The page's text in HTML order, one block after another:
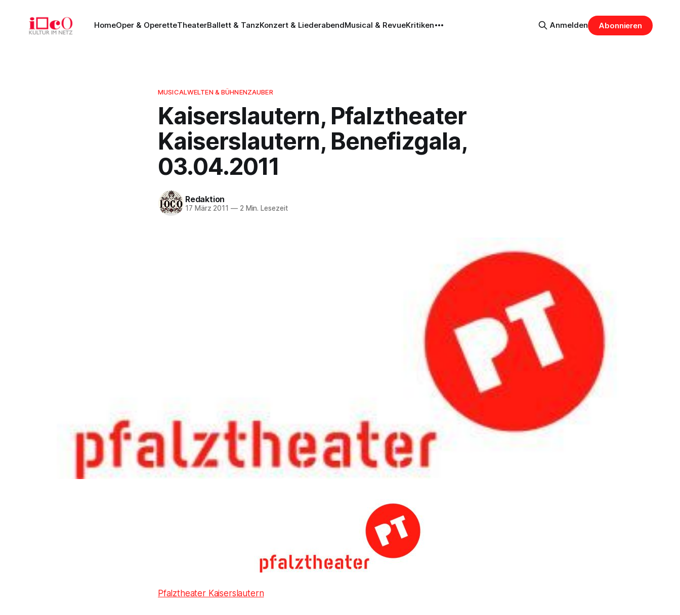
HomeOper & OperetteTheaterBallett & TanzKonzert & LiederabendMusical & RevueKritiken Anmelden Abonnieren
MUSICALWELTEN & BÜHNENZAUBER
Kaiserslautern, Pfalztheater
Kaiserslautern, Benefizgala,
03.04.2011
Redaktion
17 März 2011 —2 Min. Lesezeit
Pfalztheater Kaiserslautern